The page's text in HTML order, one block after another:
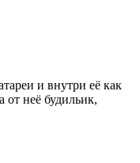
и внутри её как
от неё будильик,